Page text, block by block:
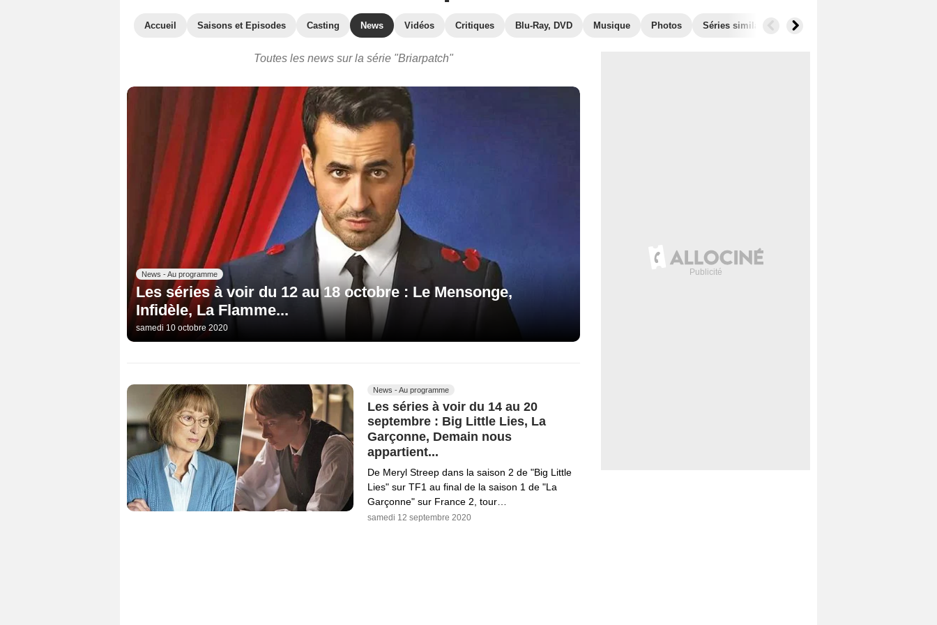
Accueil Saisons et Episodes Casting News Vidéos Critiques Blu-Ray, DVD Musique Photos Séries similaires
Toutes les news sur la série "Briarpatch"
News - Au programme
Les séries à voir du 12 au 18 octobre : Le Mensonge,
Infidèle, La Flamme...
samedi 10 octobre 2020
News - Au programme
Les séries à voir du 14 au 20
septembre : Big Little Lies, La
Garçonne, Demain nous
appartient...
De Meryl Streep dans la saison 2 de "Big Little
Lies" sur TF1 au final de la saison 1 de "La
Garçonne" sur France 2, tour…
samedi 12 septembre 2020